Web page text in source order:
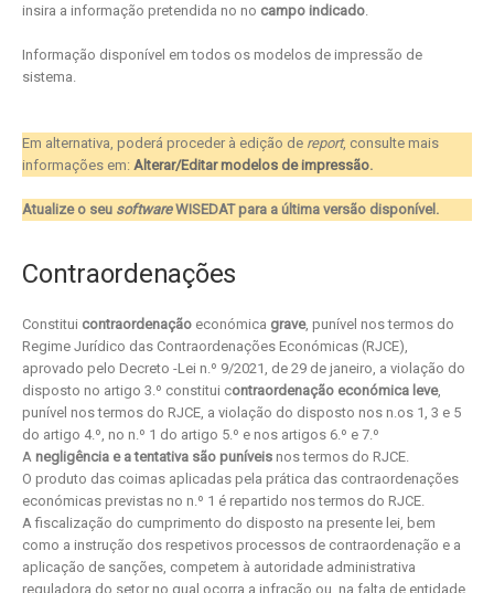
insira a informação pretendida no no campo indicado.
Informação disponível em todos os modelos de impressão de
sistema.
Em alternativa, poderá proceder à edição de report, consulte mais
informações em: Alterar/Editar modelos de impressão.
Atualize o seu softwareWISEDAT para a última versão disponível.
Contraordenações
Constitui contraordenação económica grave, punível nos termos do
Regime Jurídico das Contraordenações Económicas (RJCE),
aprovado pelo Decreto -Lei n.º 9/2021, de 29 de janeiro, a violação do
disposto no artigo 3.º constitui contraordenação económica leve,
punível nos termos do RJCE, a violação do disposto nos n.os 1, 3 e 5
do artigo 4.º, no n.º 1 do artigo 5.º e nos artigos 6.º e 7.º
A negligência e a tentativa são puníveis nos termos do RJCE.
O produto das coimas aplicadas pela prática das contraordenações
económicas previstas no n.º 1 é repartido nos termos do RJCE.
A fiscalização do cumprimento do disposto na presente lei, bem
como a instrução dos respetivos processos de contraordenação e a
aplicação de sanções, competem à autoridade administrativa
reguladora do setor no qual ocorra a infração ou, na falta de entidade